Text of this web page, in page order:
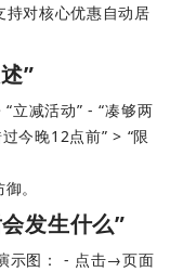
持对核心优惠自动居
”
立减活动” - “凑够两
今晚12点前” > “限
。
发生什么”
示图： - 点击→页面